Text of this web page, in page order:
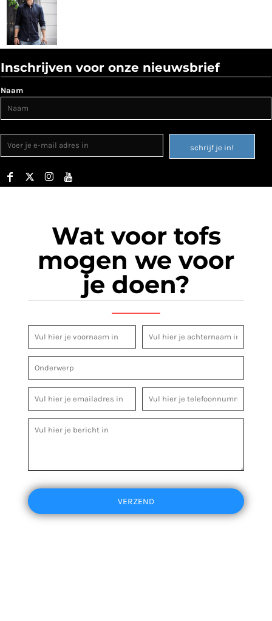
Inschrijven voor onze nieuwsbrief
Naam
schrijf je in!
Wat voor tofs
mogen we voor
je doen?
VERZEND